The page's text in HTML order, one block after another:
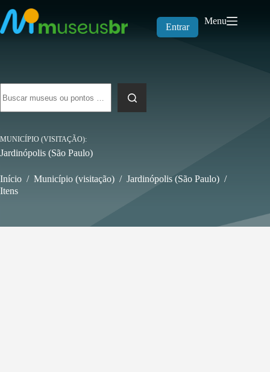
para
o
conteúdo
Entrar
Menu
resultados
MUNICÍPIO (VISITAÇÃO)
Jardinópolis (São Paulo)
Início / Município (visitação) / Jardinópolis (São Paulo) /
Itens